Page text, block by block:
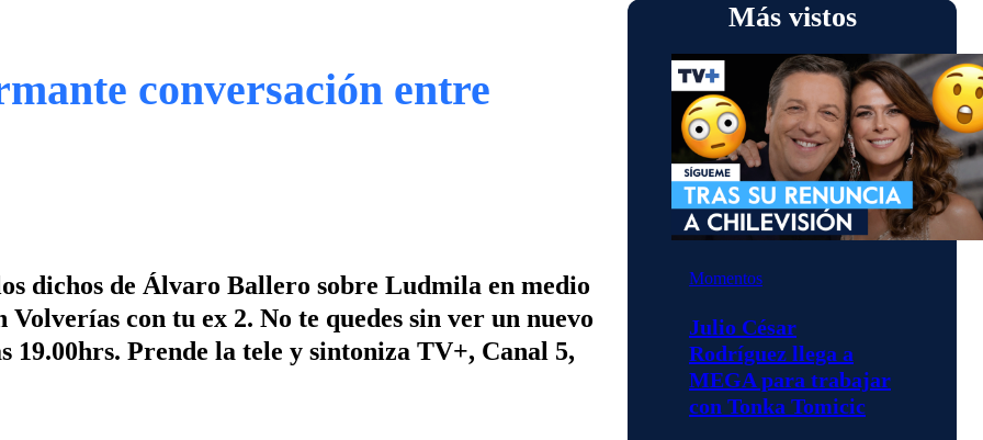
conversación entre
dichos de Álvaro Ballero sobre Ludmila en medio
Volverías con tu ex 2. No te quedes sin ver un nuevo
19.00hrs. Prende la tele y sintoniza TV+, Canal 5,
Más vistos
Momentos
Julio César
Rodríguez llega a
MEGA para trabajar
con Tonka Tomicic